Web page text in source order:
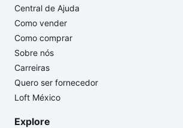
Central de Ajuda
Como vender
Como comprar
Sobre nós
Carreiras
Quero ser fornecedor
Loft México
Explore